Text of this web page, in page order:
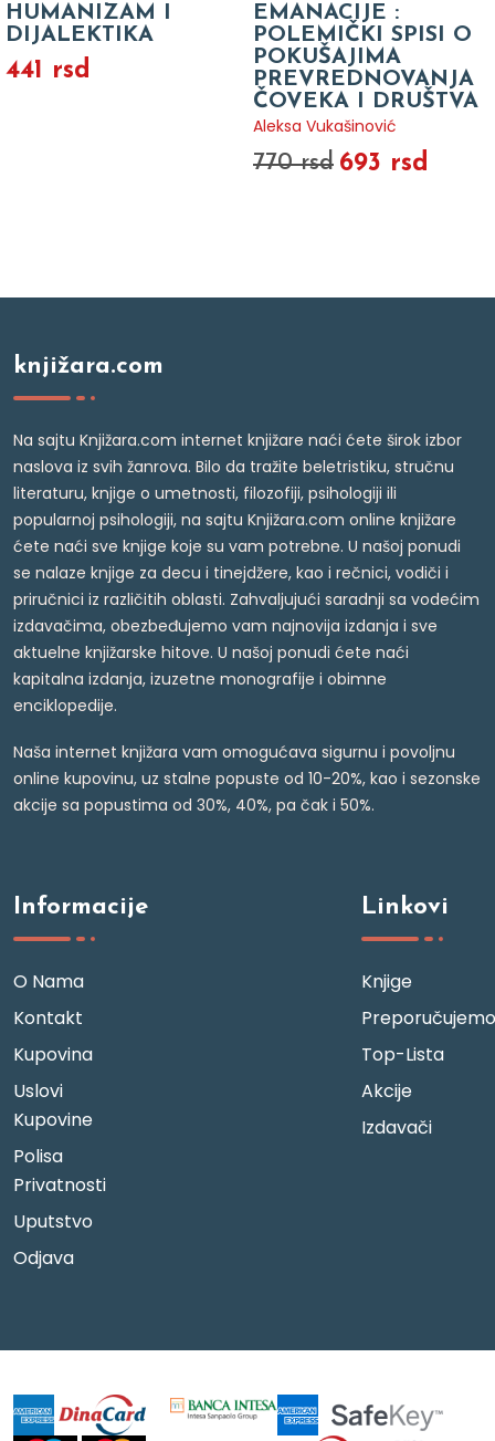
HUMANIZAM I
DIJALEKTIKA
441 rsd
EMANACIJE :
POLEMIČKI SPISI O
POKUŠAJIMA
PREVREDNOVANJA
ČOVEKA I DRUŠTVA
Aleksa Vukašinović
770 rsd 693 rsd
knjižara.com
Na sajtu Knjižara.com internet knjižare naći ćete širok izbor
naslova iz svih žanrova. Bilo da tražite beletristiku, stručnu
literaturu, knjige o umetnosti, filozofiji, psihologiji ili
popularnoj psihologiji, na sajtu Knjižara.com online knjižare
ćete naći sve knjige koje su vam potrebne. U našoj ponudi
se nalaze knjige za decu i tinejdžere, kao i rečnici, vodiči i
priručnici iz različitih oblasti. Zahvaljujući saradnji sa vodećim
izdavačima, obezbeđujemo vam najnovija izdanja i sve
aktuelne knjižarske hitove. U našoj ponudi ćete naći
kapitalna izdanja, izuzetne monografije i obimne
enciklopedije.
Naša internet knjižara vam omogućava sigurnu i povoljnu
online kupovinu, uz stalne popuste od 10-20%, kao i sezonske
akcije sa popustima od 30%, 40%, pa čak i 50%.
Informacije
O Nama
Kontakt
Kupovina
Uslovi
Kupovine
Polisa
Privatnosti
Uputstvo
Odjava
Linkovi
Knjige
Preporučujemo
Top-Lista
Akcije
Izdavači